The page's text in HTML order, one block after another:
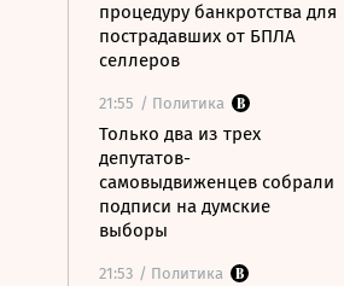
процедуру банкротства для
пострадавших от БПЛА
селлеров
21:55 / Политика
Только два из трех
депутатов-
самовыдвиженцев собрали
подписи на думские
выборы
21:53 / Политика